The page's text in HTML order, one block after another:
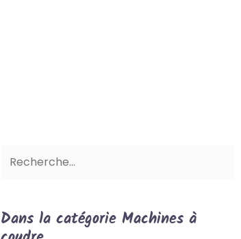
Dans la catégorie Machines à